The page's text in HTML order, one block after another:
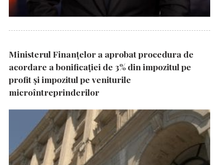
Ministerul Finanțelor a aprobat procedura de
acordare a bonificației de 3% din impozitul pe
profit și impozitul pe veniturile
microîntreprinderilor